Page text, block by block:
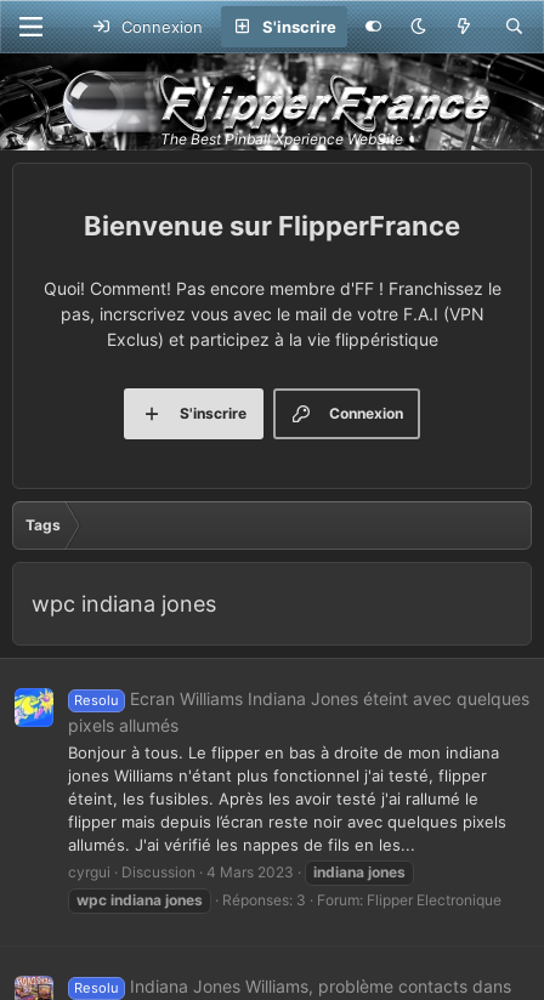
Connexion S'inscrire
FlipperFrance
Quoi! Comment! Pas encore membre d'FF ! Franchissez le
pas, incrscrivez vous avec le mail de votre F.A.I (VPN
Exclus) et participez à la vie flippéristique
Connexion
S'inscrire
Tags
wpc indiana jones
Resolu
Ecran Williams Indiana Jones éteint avec quelques
pixels allumés
Bonjour à tous. Le flipper en bas à droite de mon indiana
jones Williams n'étant plus fonctionnel j'ai testé, flipper
éteint, les fusibles. Après les avoir testé j'ai rallumé le
flipper mais depuis l’écran reste noir avec quelques pixels
allumés. J'ai vérifié les nappes de fils en les...
cyrgui Discussion 4 Mars 2023 indiana jones
wpc indiana jones Réponses: 3 Forum: Flipper Electronique
Resolu
Indiana Jones Williams, problème contacts dans